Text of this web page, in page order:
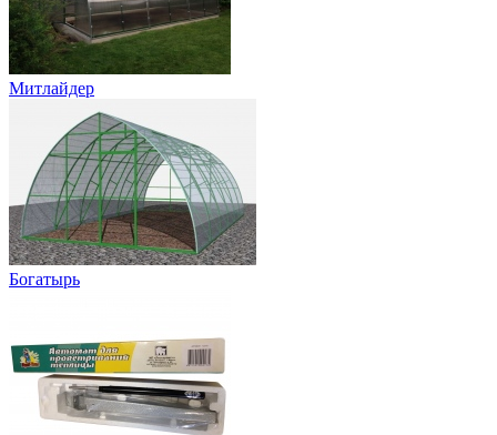
Митлайдер
Богатырь